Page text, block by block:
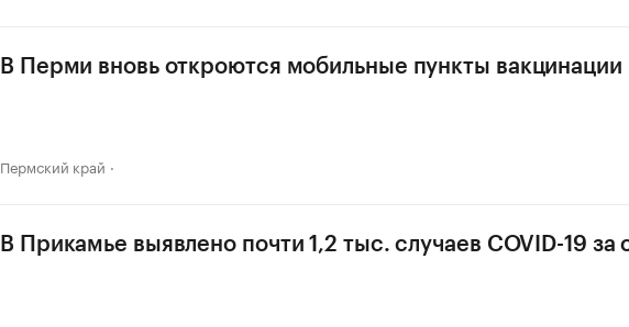
В Перми вновь откроются мобильные пункты вакцинации
Пермский край
В Прикамье выявлено почти 1,2 тыс. случаев COVID-19 за